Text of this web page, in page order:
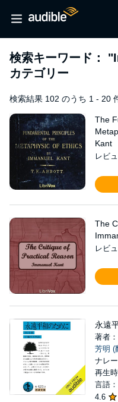
検索キーワード：
カテゴリー
検索結果 102 のうち 1 - 20
The
Kant
レビ
The
レビ
永遠
著者：
芳明 (
ナレ
再生
言語
4.6